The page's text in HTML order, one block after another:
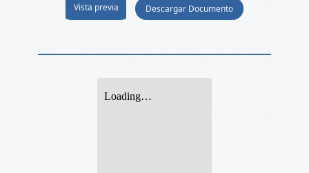
Vista previa Descargar Documento